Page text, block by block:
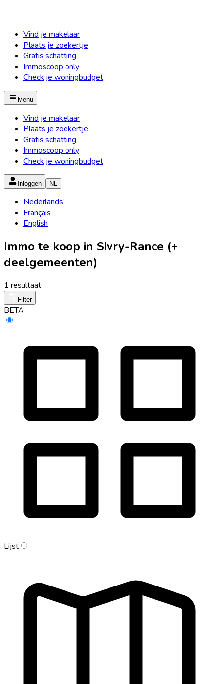
Vind je makelaar
Plaats je zoekertje
Gratis schatting
Immoscoop only
Check je woningbudget
Menu
Vind je makelaar
Plaats je zoekertje
Gratis schatting
Immoscoop only
Check je woningbudget
Inloggen NL
Nederlands
Français
English
Immo te koop in Sivry-Rance (+
deelgemeenten)
1 resultaat
Filter
BETA
Lijst